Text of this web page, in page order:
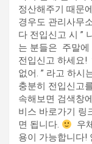
정산해주기 때문
경우도 관리사무
다 전입신고 시 ”
는 분들은 ​ 주말
전입신고 하세요!
없어. ” 라고 하시
충분히 전입신고
속해보면 검색창
비스 바로가기 링
면 됩니다.
우
용이 가능합니다!